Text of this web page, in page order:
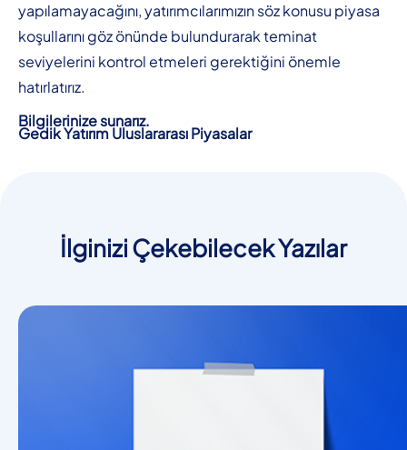
yapılamayacağını, yatırımcılarımızın söz konusu piyasa
koşullarını göz önünde bulundurarak teminat
seviyelerini kontrol etmeleri gerektiğini önemle
hatırlatırız.
Bilgilerinize sunarız.
Gedik Yatırım Uluslararası Piyasalar
İlginizi Çekebilecek Yazılar